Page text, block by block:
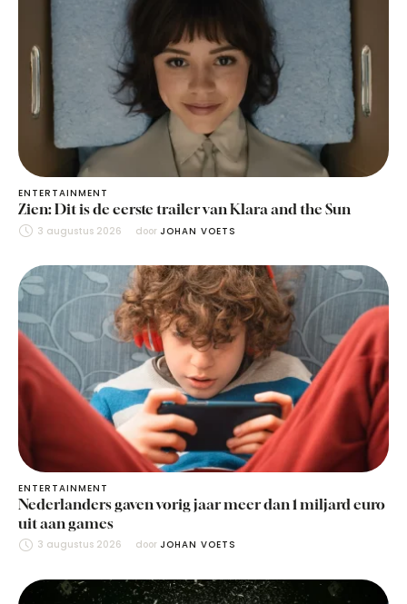
ENTERTAINMENT
Zien: Dit is de eerste trailer van Klara and the Sun
3 augustus 2026 door JOHAN VOETS
ENTERTAINMENT
Nederlanders gaven vorig jaar meer dan 1 miljard euro
uit aan games
3 augustus 2026 door JOHAN VOETS